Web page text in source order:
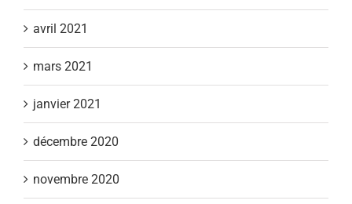
avril 2021
mars 2021
janvier 2021
décembre 2020
novembre 2020